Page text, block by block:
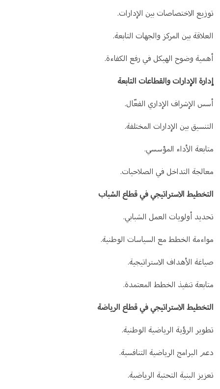
توزيع الاختصاصات بين الإدارات.
العلاقة بين المركز والجهات التابعة.
أهمية وضوح الهيكل في رفع الكفاءة.
إدارة الإدارات والقطاعات التابعة
أسس الإشراف الإداري الفعّال.
التنسيق بين الإدارات المختلفة.
متابعة الأداء المؤسسي.
معالجة التداخل في الصلاحيات.
التخطيط الاستراتيجي في قطاع الشباب
تحديد أولويات العمل الشبابي.
مواءمة الخطط مع السياسات الوطنية.
صياغة الأهداف الاستراتيجية.
متابعة تنفيذ الخطط المعتمدة.
التخطيط الاستراتيجي في قطاع الرياضة
تطوير الرؤية الرياضية الوطنية.
دعم البرامج الرياضية التنافسية.
تعزيز البنية التحتية الرياضية.